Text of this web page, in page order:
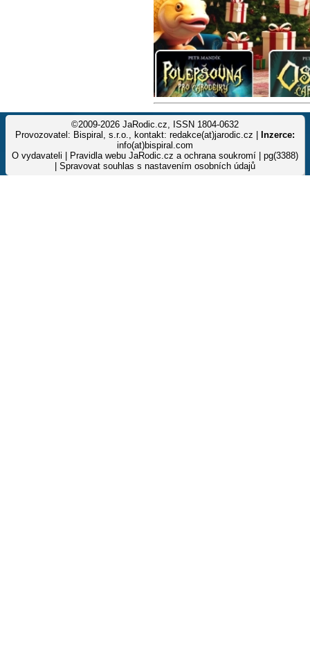
©2009-2026 JaRodic.cz, ISSN 1804-0632
Provozovatel: Bispiral, s.r.o., kontakt: redakce(at)jarodic.cz |
Inzerce:
info(at)bispiral.com
O vydavateli
Pravidla webu JaRodic.cz a ochrana soukromí | pg(3388)
Spravovat souhlas s nastavením osobních údajů